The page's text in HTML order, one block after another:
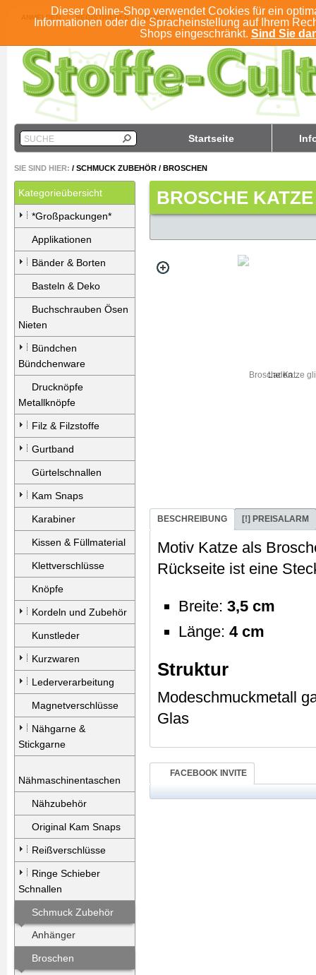
Dieser Online-Shop verwendet Cookies für ein
Informationen oder die Spracheinstellung auf Ihrem
Shops eingeschränkt. Sind Sie
ANMELDEN REGISTRIEREN KONTO
Startseite
SUCHE
SIE SIND HIER: / SCHMUCK ZUBEHÖR / BROSCHEN
Kategorieübersicht
*Großpackungen*
Applikationen
Bänder & Borten
Basteln & Deko
Buchschrauben Ösen
Nieten
Bündchen
Bündchenware
Drucknöpfe
Metallknöpfe
Filz & Filzstoffe
Gurtband
Gürtelschnallen
Kam Snaps
Karabiner
Kissen & Füllmaterial
Klettverschlüsse
Knöpfe
Kordeln und Zubehör
Kunstleder
Kurzwaren
Lederverarbeitung
Magnetverschlüsse
Nähgarne &
Stickgarne
Nähmaschinentaschen
Nähzubehör
Original Kam Snaps
Reißverschlüsse
Ringe Schieber
Schnallen
Schmuck Zubehör
Anhänger
Broschen
BROSCHE
Laden...
BESCHREIBUNG [!] PREISALARM
Motiv Katze als
Rückseite ist eine
Breite: 3,5 cm
Länge: 4 cm
Struktur
Modeschmuckmetall
Glas
FACEBOOK INVITE